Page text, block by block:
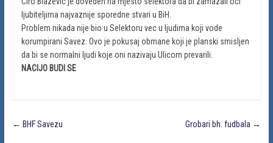
ljubiteljima najvaznije sporedne stvari u BiH.
Problem nikada nije bio u Selektoru vec u ljudima koji vode
korumpirani Savez. Ovo je pokusaj obmane koji je planski smisljen
da bi se normalni ljudi koje oni nazivaju Ulicom prevarili.
NACIJO BUDI SE
← BHF Savezu Grobari bh. fudbala →